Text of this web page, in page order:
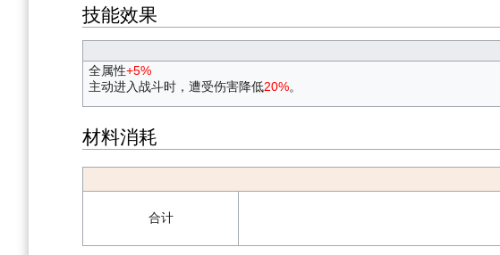
技能效果
全属性+5%
主动进入战斗时，遭受伤害降低20%。
材料消耗
合计